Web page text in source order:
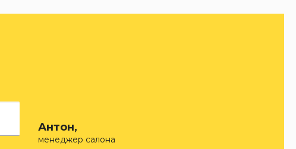
Антон,
менеджер салона